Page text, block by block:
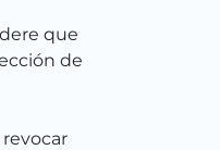
que
de